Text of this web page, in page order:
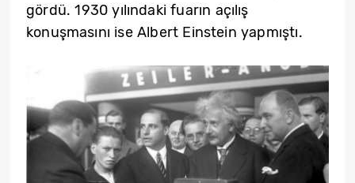
gördü. 1930 yılındaki fuarın açılış
konuşmasını ise Albert Einstein yapmıştı.